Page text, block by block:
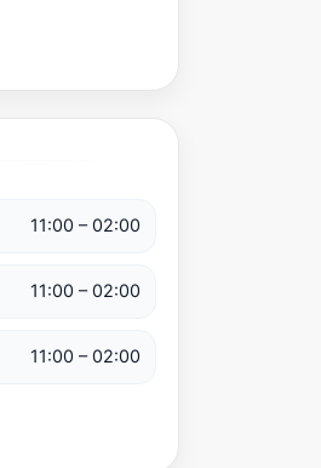
11:00 – 02:00
11:00 – 02:00
11:00 – 02:00